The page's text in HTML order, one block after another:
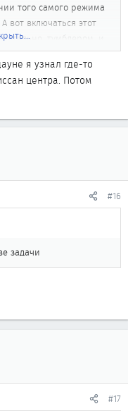
того самого режима
вот включаться этот
тумблером, и
пол и... наблюдаем, как
требуется. Я это
машины, хотя
я узнал где-то
центра. Потом
#16
задачи
#17